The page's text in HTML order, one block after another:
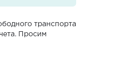
транспорта
Просим